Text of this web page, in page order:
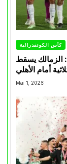
كأس الكونفدرالية
الزمالك يسقط
Mai 1, 2026